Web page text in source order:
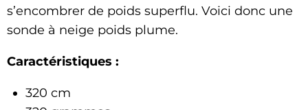
s’encombrer de poids superflu. Voici donc une
sonde à neige poids plume.
Caractéristiques :
320 cm